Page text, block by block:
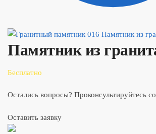
Памятник из
Памятник из
Бесплатно
Остались вопросы? Проконсультируйтесь
Оставить заявку